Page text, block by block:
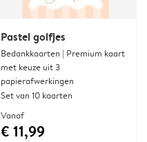
Pastel golfjes
Bedankkaarten | Premium kaart
met keuze uit 3
papierafwerkingen
Set van 10 kaarten
Vanaf
€ 11,99